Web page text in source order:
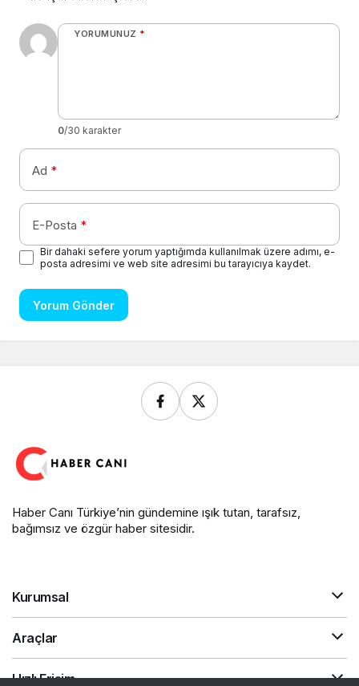
YORUMUNUZ *
0/30 karakter
Ad *
E-Posta *
Bir dahaki sefere yorum yaptığımda kullanılmak üzere adımı, e-
posta adresimi ve web site adresimi bu tarayıcıya kaydet.
Yorum Gönder
Haber Canı Türkiye’nin gündemine ışık tutan, tarafsız,
bağımsız ve özgür haber sitesidir.
Kurumsal
Araçlar
Hızlı Erişim